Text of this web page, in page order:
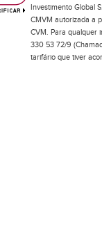
Investimento Global
CMVM autorizada a
CVM. Para qualquer
330 53 72/9
tarifário que tiver